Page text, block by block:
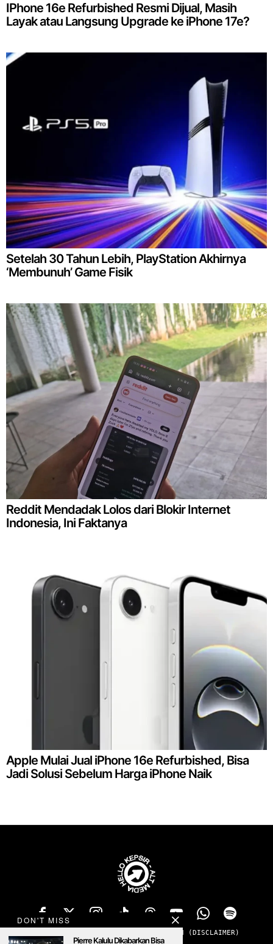
IPhone 16e Refurbished Resmi Dijual, Masih
Layak atau Langsung Upgrade ke iPhone 17e?
Setelah 30 Tahun Lebih, PlayStation Akhirnya
‘Membunuh’ Game Fisik
Reddit Mendadak Lolos dari Blokir Internet
Indonesia, Ini Faktanya
Apple Mulai Jual iPhone 16e Refurbished, Bisa
Jadi Solusi Sebelum Harga iPhone Naik
SANGGAHAN (DISCLAIMER)
DON'T MISS
Pierre Kalulu Dikabarkan Bisa